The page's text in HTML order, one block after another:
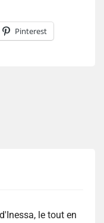
Pinterest
le tout en